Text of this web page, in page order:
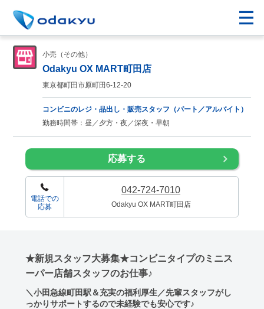
小売（その他）
Odakyu OX MART町田店
東京都町田市原町田6-12-20
コンビニのレジ・品出し・販売スタッフ（パート／アルバイト）
勤務時間帯：昼／夕方・夜／深夜・早朝
応募する
電話での
応募
042-724-7010
Odakyu OX MART町田店
★新規スタッフ大募集★コンビニタイプのミニス
ーパー店舗スタッフのお仕事♪
＼小田急線町田駅＆充実の福利厚生／先輩スタッフがし
っかりサポートするので未経験でも安心です♪